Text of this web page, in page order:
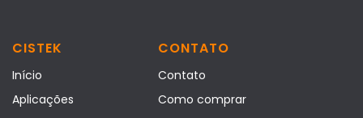
CISTEK
Início
Aplicações
CONTATO
Contato
Como comprar